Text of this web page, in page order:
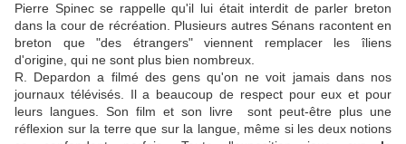
Pierre Spinec se rappelle qu'il lui était interdit de parler breton
dans la cour de récréation. Plusieurs autres Sénans racontent en
breton que "des étrangers" viennent remplacer les îliens
d'origine, qui ne sont plus bien nombreux.
R. Depardon a filmé des gens qu'on ne voit jamais dans nos
journaux télévisés. Il a beaucoup de respect pour eux et pour
leurs langues. Son film et son livre sont peut-être plus une
réflexion sur la terre que sur la langue, même si les deux notions